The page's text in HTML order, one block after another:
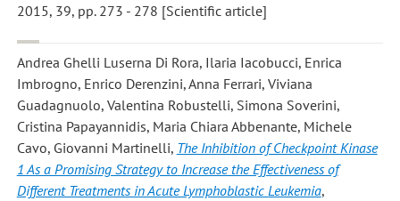
2015, 39, pp. 273 - 278 [Scientific article]
Andrea Ghelli Luserna Di Rora, Ilaria Iacobucci, Enrica
Imbrogno, Enrico Derenzini, Anna Ferrari, Viviana
Guadagnuolo, Valentina Robustelli, Simona Soverini,
Cristina Papayannidis, Maria Chiara Abbenante, Michele
Cavo, Giovanni Martinelli, The Inhibition of Checkpoint Kinase
1 As a Promising Strategy to Increase the Effectiveness of
Different Treatments in Acute Lymphoblastic Leukemia,